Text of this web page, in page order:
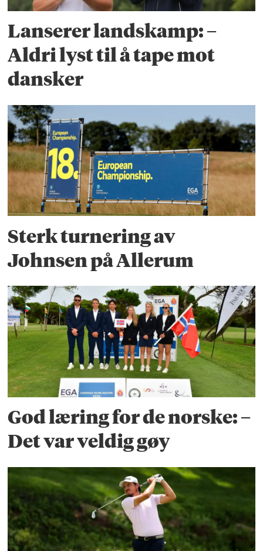
Lanserer landskamp: –
Aldri lyst til å tape mot
dansker
Sterk turnering av
Johnsen på Allerum
God læring for de norske: –
Det var veldig gøy